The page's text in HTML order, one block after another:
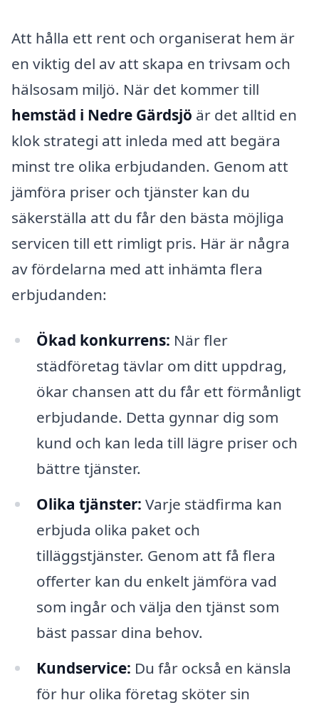
Att hålla ett rent och organiserat hem är
en viktig del av att skapa en trivsam och
hälsosam miljö. När det kommer till
hemstäd i Nedre Gärdsjö är det alltid en
klok strategi att inleda med att begära
minst tre olika erbjudanden. Genom att
jämföra priser och tjänster kan du
säkerställa att du får den bästa möjliga
servicen till ett rimligt pris. Här är några
av fördelarna med att inhämta flera
erbjudanden:
Ökad konkurrens: När fler
städföretag tävlar om ditt uppdrag,
ökar chansen att du får ett förmånligt
erbjudande. Detta gynnar dig som
kund och kan leda till lägre priser och
bättre tjänster.
Olika tjänster: Varje städfirma kan
erbjuda olika paket och
tilläggstjänster. Genom att få flera
offerter kan du enkelt jämföra vad
som ingår och välja den tjänst som
bäst passar dina behov.
Kundservice: Du får också en känsla
för hur olika företag sköter sin